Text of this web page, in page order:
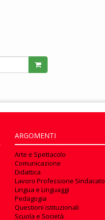
ARGOMENTI
Arte e Spettacolo
Comunicazione
Didattica
Lavoro Professione Sindacato
Lingua e Linguaggi
Pedagogia
Questioni istituzionali
Scuola e Società